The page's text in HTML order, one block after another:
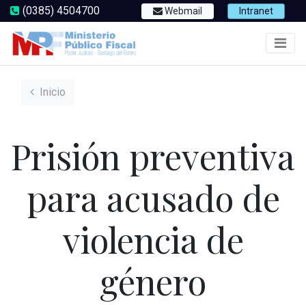
(0385) 4504700 Webmail Intranet
Inicio
Prisión preventiva
para acusado de
violencia de
género